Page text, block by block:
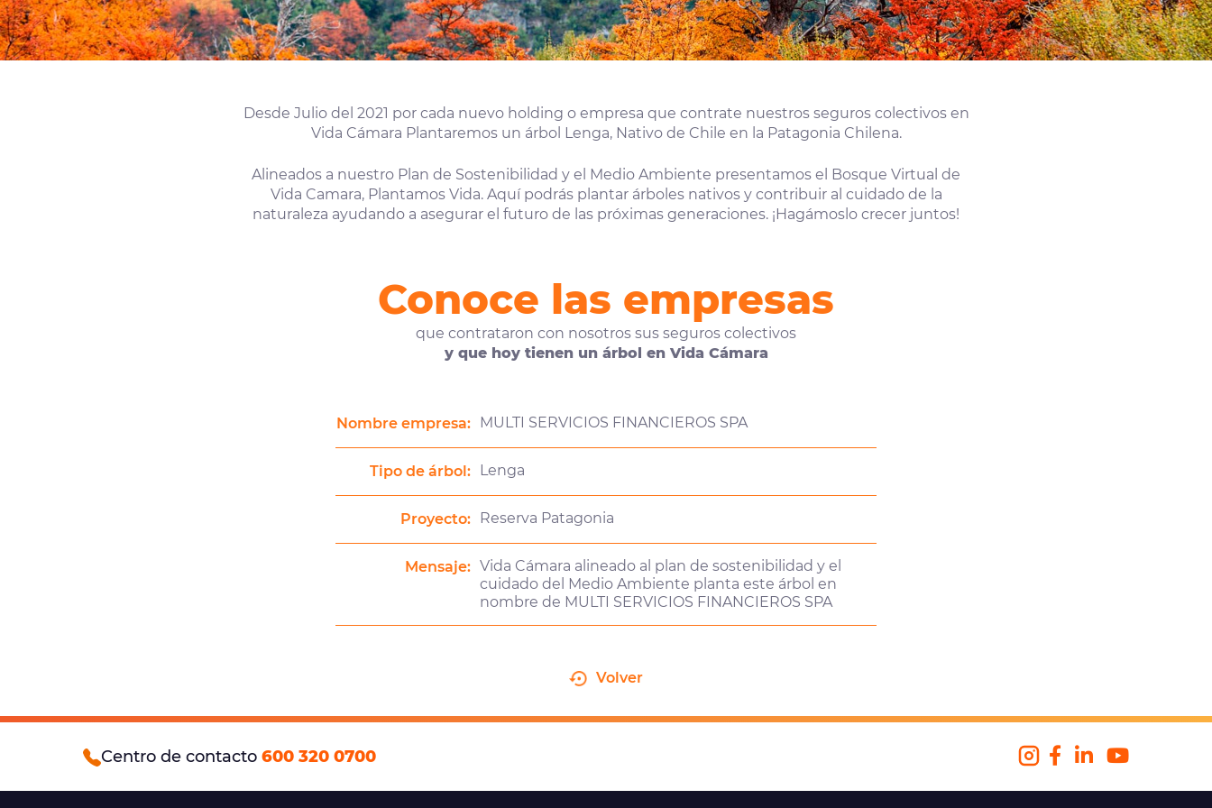
Desde Julio del 2021 por cada nuevo holding o empresa que contrate nuestros seguros colectivos en
Vida Cámara Plantaremos un árbol Lenga, Nativo de Chile en la Patagonia Chilena.
Alineados a nuestro Plan de Sostenibilidad y el Medio Ambiente presentamos el Bosque Virtual de
Vida Camara, Plantamos Vida. Aquí podrás plantar árboles nativos y contribuir al cuidado de la
naturaleza ayudando a asegurar el futuro de las próximas generaciones. ¡Hagámoslo crecer juntos!
Conoce las empresas
que contrataron con nosotros sus seguros colectivos
y que hoy tienen un árbol en Vida Cámara
Nombre empresa: MULTI SERVICIOS FINANCIEROS SPA
Tipo de árbol: Lenga
Proyecto: Reserva Patagonia
Mensaje: Vida Cámara alineado al plan de sostenibilidad y el
cuidado del Medio Ambiente planta este árbol en
nombre de MULTI SERVICIOS FINANCIEROS SPA
Volver
Centro de contacto 600 320 0700